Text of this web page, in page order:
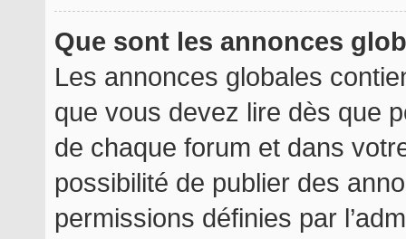
Que sont les annonces
Les annonces globales
que vous devez lire dès que
de chaque forum et dans
possibilité de publier des
permissions définies par